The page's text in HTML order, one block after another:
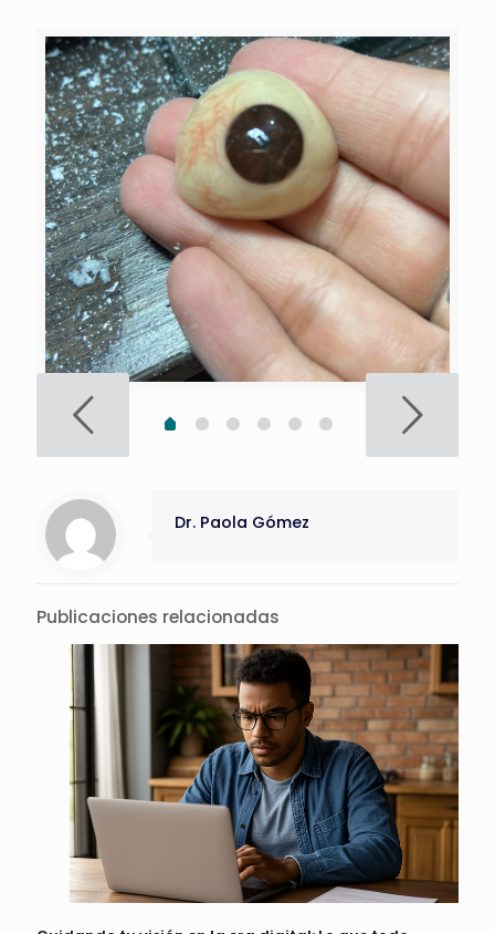
Dr. Paola Gómez
Publicaciones relacionadas